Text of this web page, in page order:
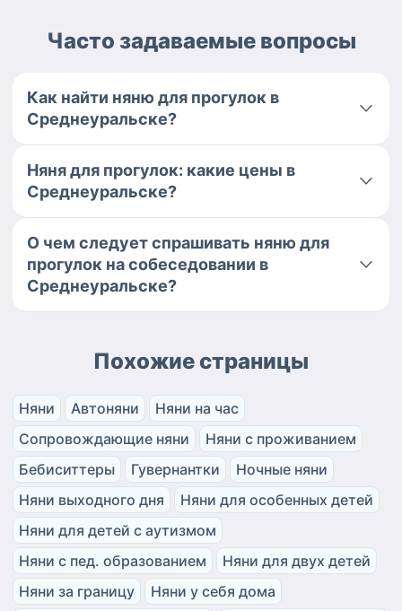
Часто задаваемые вопросы
Как найти няню для прогулок в
Среднеуральске?
Няня для прогулок: какие цены в
Среднеуральске?
О чем следует спрашивать няню для
прогулок на собеседовании в
Среднеуральске?
Похожие страницы
Няни Автоняни
Няни на час
Сопровождающие няни
Няни с проживанием
Бебиситтеры
Гувернантки
Ночные няни
Няни выходного дня
Няни для особенных детей
Няни для детей с аутизмом
Няни с пед. образованием
Няни для двух детей
Няни за границу
Няни у себя дома